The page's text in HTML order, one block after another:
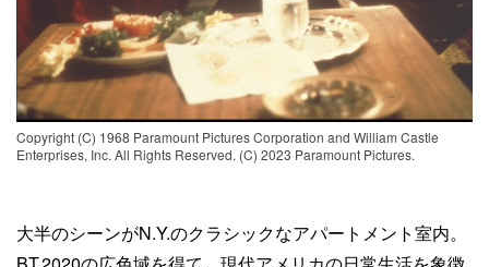
Copyright (C) 1968 Paramount Pictures Corporation and William Castle
Enterprises, Inc. All Rights Reserved. (C) 2023 Paramount Pictures.
大半のシーンがN.Y.のクラシックなアパートメント室内。